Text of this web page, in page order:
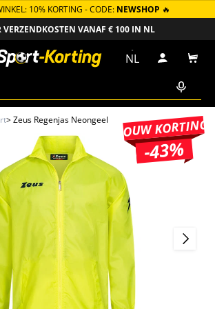
10% KORTING - CODE: NEWSHOP 🔥
VERZENDKOSTEN VANAF € 100 IN NL
NL Inloggen
>Zeus Regenjas Neongeel JOUW KORTING
-43%